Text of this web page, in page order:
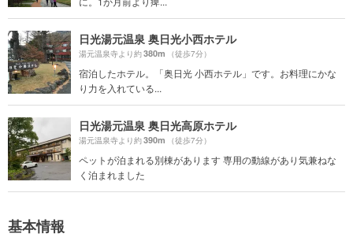
日光湯元温泉 奥日光小西ホテル
湯元温泉寺より約380m （徒歩7分）
宿泊したホテル。「奥日光 小西ホテル」です。お料理にかな
り力を入れている...
日光湯元温泉 奥日光高原ホテル
湯元温泉寺より約390m （徒歩7分）
ペットが泊まれる別棟があります 専用の動線があり気兼ねな
く泊まれました
基本情報